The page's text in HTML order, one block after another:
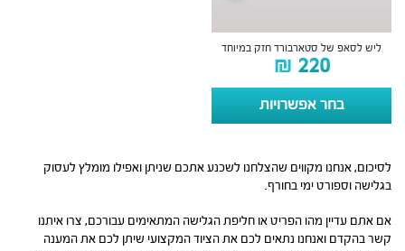
ליש לסאפ של סטארבורד חזק במיוחד
₪ 220
בחר אפשרויות
לסיכום, אנחנו מקווים שהצלחנו לשכנע אתכם שניתן ואפילו מומלץ לעסוק
בגלישה וספורט ימי בחורף.
אם אתם עדיין מהו הפריט או חליפת הגלישה המתאימים עבורכם, צרו איתנו
קשר בהקדם ואנחנו נתאים לכם את הציוד המקצועי שיתן לכם את המענה